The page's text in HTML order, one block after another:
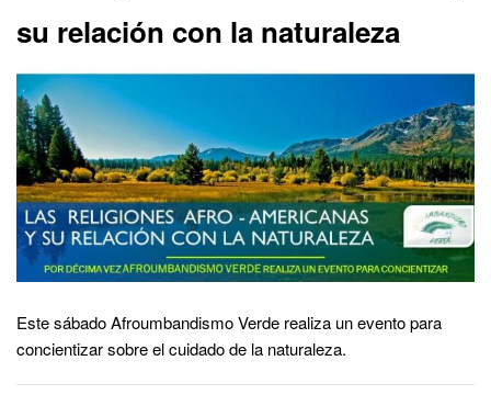
su relación con la naturaleza
Este sábado Afroumbandismo Verde realiza un evento para
concientizar sobre el cuidado de la naturaleza.